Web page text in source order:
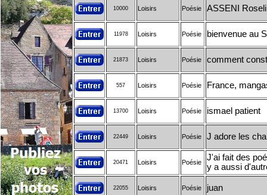
10000 Loisirs Poésie ASSENI
11978 Loisirs Poésie bienvenue au
21873 Loisirs Poésie comment
557 Loisirs Poésie France,
13700 Loisirs Poésie ismael patient
22449 Loisirs Poésie J adore les
20471 Loisirs Poésie
J'ai fait des
y a aussi
22055 Loisirs Poésie juan